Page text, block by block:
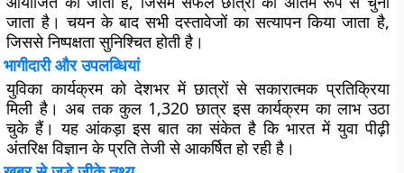
जाता है। चयन के बाद सभी दस्तावेजों का सत्यापन किया जाता है,
जिससे निष्पक्षता सुनिश्चित होती है।
भागीदारी और उपलब्धियां
युविका कार्यक्रम को देशभर में छात्रों से सकारात्मक प्रतिक्रिया
मिली है। अब तक कुल 1,320 छात्र इस कार्यक्रम का लाभ उठा
चुके हैं। यह आंकड़ा इस बात का संकेत है कि भारत में युवा पीढ़ी
अंतरिक्ष विज्ञान के प्रति तेजी से आकर्षित हो रही है।